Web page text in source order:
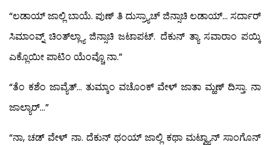
“ಲಡಾಯ್ ಜಾಲ್ಲಿ ಬಾಯೆ. ಪುಣ್ ತಿ ದುಸ್ರ್ಯಾಚ್ ಜಿನ್ಸಾಚಿ ಲಡಾಯ್… ಸರ್ದಾರ್
ಸಿಮಾಂವ್ನ್ ಚಿಂತ್‍ಲ್ಲ್ಯಾ ಜಿನ್ಸಾಚಿ ಜಟಾಪಟ್. ದೆಕುನ್ ತ್ಯಾ ಸವಾರಾಂ ಪಯ್ಕಿ
ಎಕ್ಲೊಯೀ ಪಾಟಿಂ ಯೆಂವ್ಚೊ ನಾ.”
“ತೆಂ ಕಶೆಂ ಜಾವ್ಯೆತ್… ತುಮ್ಕಾಂ ವಚೊಂಕ್ ವೇಳ್ ಜಾತಾ ಮ್ಹಣ್ ದಿಸ್ತಾ. ನಾ
ಜಾಲ್ಯಾರ್…”
“ನಾ, ಚಡ್ ವೇಳ್ ನಾ. ದೆಕುನ್ ಥಂಯ್ ಜಾಲ್ಲಿ ಕಥಾ ಮಟ್ವ್ಯಾನ್ ಸಾಂಗೊನ್